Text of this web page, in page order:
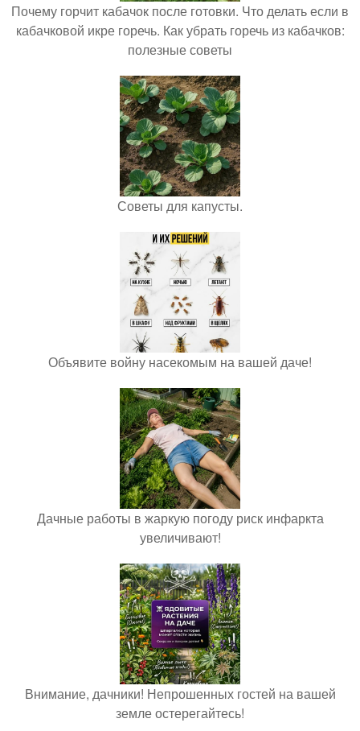
Почему горчит кабачок после готовки. Что делать если в
кабачковой икре горечь. Как убрать горечь из кабачков:
полезные советы
Советы для капусты.
Объявите войну насекомым на вашей даче!
Дачные работы в жаркую погоду риск инфаркта
увеличивают!
Внимание, дачники! Непрошенных гостей на вашей
земле остерегайтесь!